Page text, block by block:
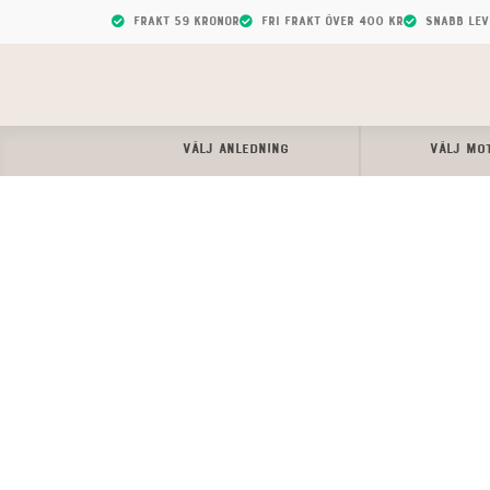
Frakt 59 kronor Fri frakt över 400 kr Snabb
VÄLJ ANLEDNING VÄLJ